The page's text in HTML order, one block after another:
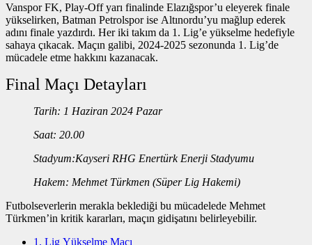
Vanspor FK, Play-Off yarı finalinde Elazığspor’u eleyerek finale
yükselirken, Batman Petrolspor ise Altınordu’yu mağlup ederek
adını finale yazdırdı. Her iki takım da 1. Lig’e yükselme hedefiyle
sahaya çıkacak. Maçın galibi, 2024-2025 sezonunda 1. Lig’de
mücadele etme hakkını kazanacak.
Final Maçı Detayları
Tarih: 1 Haziran 2024 Pazar
Saat: 20.00
Stadyum:Kayseri RHG Enertürk Enerji Stadyumu
Hakem: Mehmet Türkmen (Süper Lig Hakemi)
Futbolseverlerin merakla beklediği bu mücadelede Mehmet
Türkmen’in kritik kararları, maçın gidişatını belirleyebilir.
1. Lig Yükselme Maçı